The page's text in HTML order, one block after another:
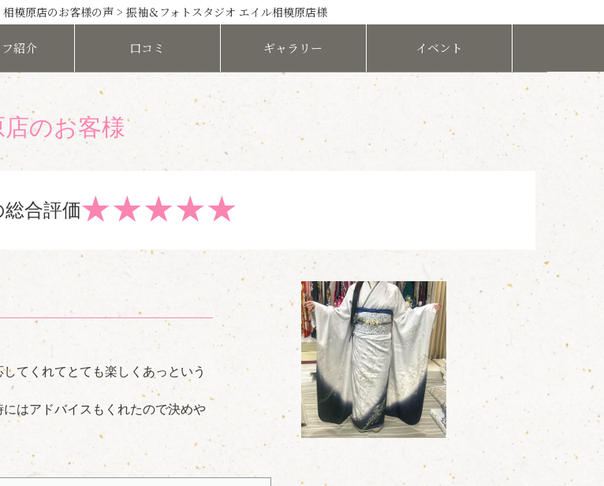
模原店のお客様の声 > 振袖＆フォトスタジオ エイル相模原店様
紹介 口コミ ギャラリー イベント
のお客様
合評価 ★
★
★
★
★
てくれてとても楽しくあっという
はアドバイスもくれたので決めや